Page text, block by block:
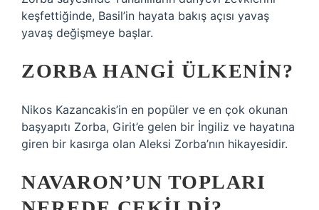
keşfettiğinde, Basil’in hayata bakış açısı yavaş
yavaş değişmeye başlar.
ZORBA HANGI ÜLKENIN?
Nikos Kazancakis’in en popüler ve en çok okunan
başyapıtı Zorba, Girit’e gelen bir İngiliz ve hayatına
giren bir kasırga olan Aleksi Zorba’nın hikayesidir.
NAVARON’UN TOPLARI